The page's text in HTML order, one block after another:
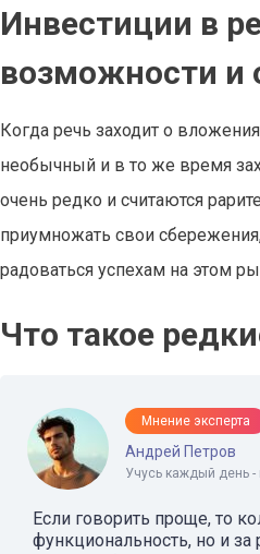
Инвестиции в
возможности и
Когда речь заходит о
необычный и в то же время
очень редко и считаются
приумножать свои
радоваться успехам на этом
Что такое
Мнение эксперта
Андрей Петров
Учусь каждый день -
Если говорить проще, то
функциональность, но и